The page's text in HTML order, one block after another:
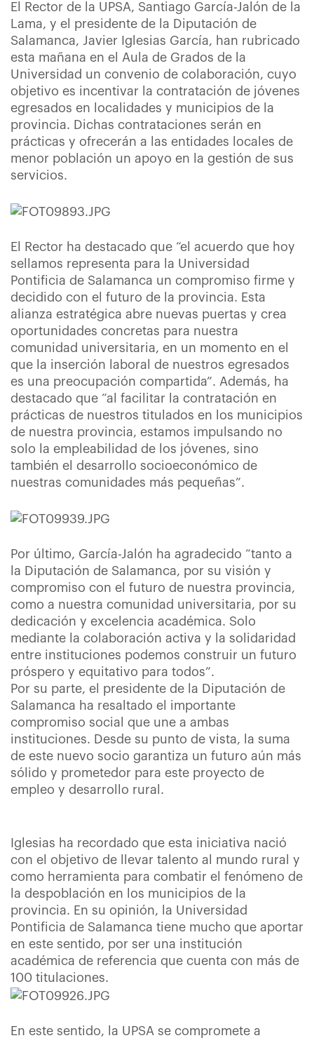
El Rector de la UPSA, Santiago García-Jalón de la
Lama, y el presidente de la Diputación de
Salamanca, Javier Iglesias García, han rubricado
esta mañana en el Aula de Grados de la
Universidad un convenio de colaboración, cuyo
objetivo es incentivar la contratación de jóvenes
egresados en localidades y municipios de la
provincia. Dichas contrataciones serán en
prácticas y ofrecerán a las entidades locales de
menor población un apoyo en la gestión de sus
servicios.
El Rector ha destacado que “el acuerdo que hoy
sellamos representa para la Universidad
Pontificia de Salamanca un compromiso firme y
decidido con el futuro de la provincia. Esta
alianza estratégica abre nuevas puertas y crea
oportunidades concretas para nuestra
comunidad universitaria, en un momento en el
que la inserción laboral de nuestros egresados
es una preocupación compartida”. Además, ha
destacado que “al facilitar la contratación en
prácticas de nuestros titulados en los municipios
de nuestra provincia, estamos impulsando no
solo la empleabilidad de los jóvenes, sino
también el desarrollo socioeconómico de
nuestras comunidades más pequeñas”.
Por último, García-Jalón ha agradecido “tanto a
la Diputación de Salamanca, por su visión y
compromiso con el futuro de nuestra provincia,
como a nuestra comunidad universitaria, por su
dedicación y excelencia académica. Solo
mediante la colaboración activa y la solidaridad
entre instituciones podemos construir un futuro
próspero y equitativo para todos”.
Por su parte, el presidente de la Diputación de
Salamanca ha resaltado el importante
compromiso social que une a ambas
instituciones. Desde su punto de vista, la suma
de este nuevo socio garantiza un futuro aún más
sólido y prometedor para este proyecto de
empleo y desarrollo rural.
Iglesias ha recordado que esta iniciativa nació
con el objetivo de llevar talento al mundo rural y
como herramienta para combatir el fenómeno de
la despoblación en los municipios de la
provincia. En su opinión, la Universidad
Pontificia de Salamanca tiene mucho que aportar
en este sentido, por ser una institución
académica de referencia que cuenta con más de
100 titulaciones.
En este sentido, la UPSA se compromete a